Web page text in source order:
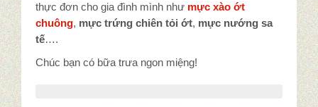
thực đơn cho gia đình mình như mực xào ớt
chuông, mực trứng chiên tỏi ớt, mực nướng sa
tế….
Chúc bạn có bữa trưa ngon miệng!